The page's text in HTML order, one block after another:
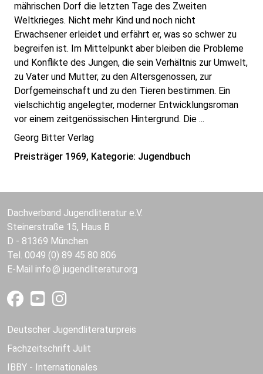
mährischen Dorf die letzten Tage des Zweiten
Weltkrieges. Nicht mehr Kind und noch nicht
Erwachsener erleidet und erfährt er, was so schwer zu
begreifen ist. Im Mittelpunkt aber bleiben die Probleme
und Konflikte des Jungen, die sein Verhältnis zur Umwelt,
zu Vater und Mutter, zu den Altersgenossen, zur
Dorfgemeinschaft und zu den Tieren bestimmen. Ein
vielschichtig angelegter, moderner Entwicklungsroman
vor einem zeitgenössischen Hintergrund. Die ...
Georg Bitter Verlag
Preisträger 1969, Kategorie: Jugendbuch
Dachverband Jugendliteratur e.V.
Steinerstraße 15, Haus B
D - 81369 München
Tel. 0049 (0) 89 45 80 806
E-Mail info jugendliteratur.org
Deutscher Jugendliteraturpreis
Fachzeitschrift Julit
IBBY - Internationales